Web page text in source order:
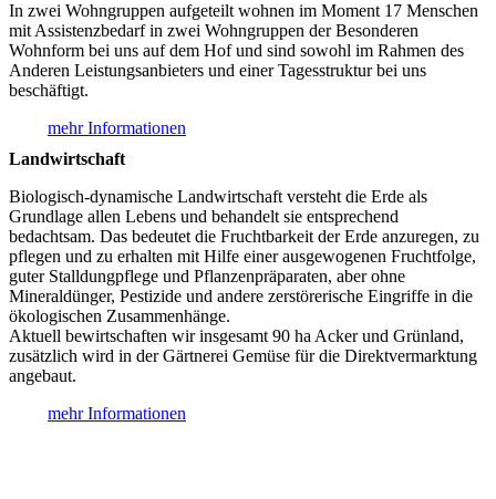
In zwei Wohngruppen aufgeteilt wohnen im Moment 17 Menschen
mit Assistenzbedarf in zwei Wohngruppen der Besonderen
Wohnform bei uns auf dem Hof und sind sowohl im Rahmen des
Anderen Leistungsanbieters und einer Tagesstruktur bei uns
beschäftigt.
mehr Informationen
Landwirtschaft
Biologisch-dynamische Landwirtschaft versteht die Erde als
Grundlage allen Lebens und behandelt sie entsprechend
bedachtsam. Das bedeutet die Fruchtbarkeit der Erde anzuregen, zu
pflegen und zu erhalten mit Hilfe einer ausgewogenen Fruchtfolge,
guter Stalldungpflege und Pflanzenpräparaten, aber ohne
Mineraldünger, Pestizide und andere zerstörerische Eingriffe in die
ökologischen Zusammenhänge.
Aktuell bewirtschaften wir insgesamt 90 ha Acker und Grünland,
zusätzlich wird in der Gärtnerei Gemüse für die Direktvermarktung
angebaut.
mehr Informationen